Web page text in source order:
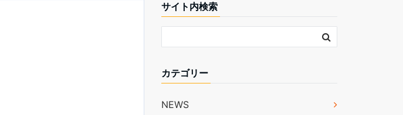
サイト内検索
カテゴリー
NEWS